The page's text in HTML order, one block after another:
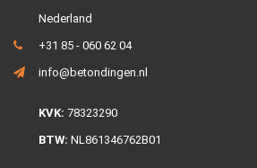
Nederland
+31 85 - 060 62 04
info@betondingen.nl
KVK: 78323290
BTW: NL861346762B01